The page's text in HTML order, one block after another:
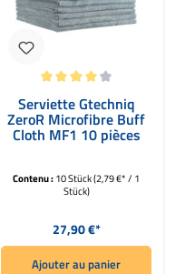
Note moyenne de 4 sur 5 étoiles
Serviette Gtechniq
ZeroR Microfibre Buff
Cloth MF1 10 pièces
Contenu :10 Stück(2,79 €* / 1
Stück)
Prix régulier :
27,90 €*
Ajouter au panier